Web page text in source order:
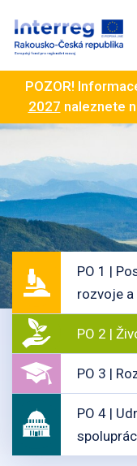
POZOR!
2027 naleznete
PO 1 |
rozvoje
PO 2 |
PO 3 |
PO 4 |